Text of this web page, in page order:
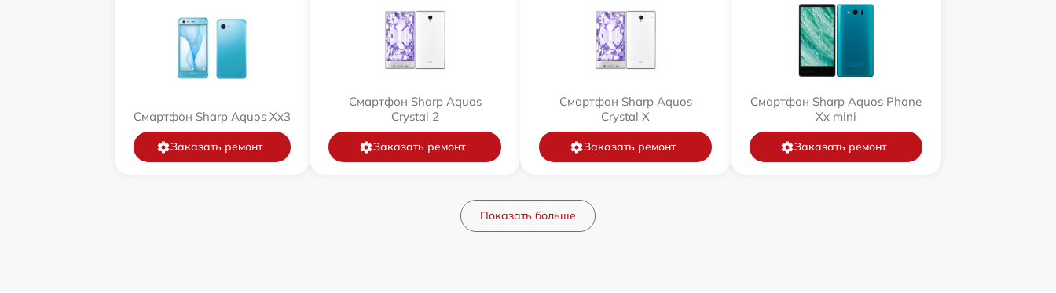
Смартфон Sharp Aquos Xx3
Заказать ремонт
Смартфон Sharp Aquos
Crystal 2
Заказать ремонт
Смартфон Sharp Aquos
Crystal X
Заказать ремонт
Смартфон Sharp Aquos Phone
Xx mini
Заказать ремонт
Показать больше